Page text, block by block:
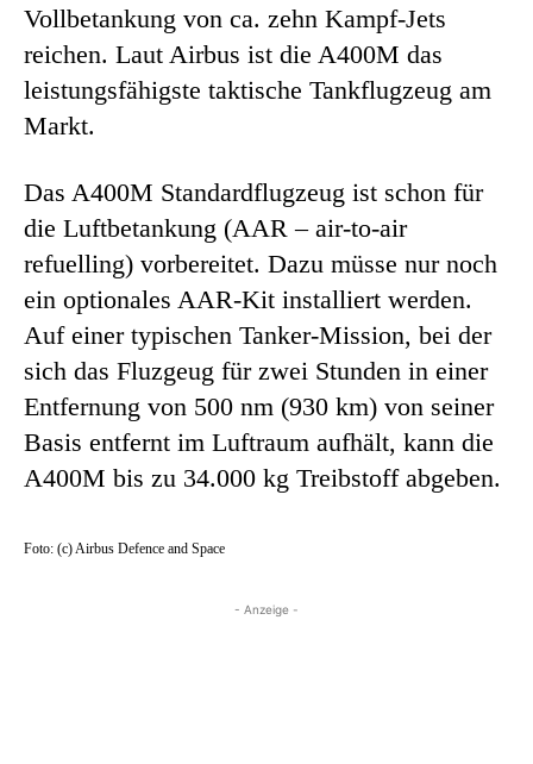
Vollbetankung von ca. zehn Kampf-Jets
reichen. Laut Airbus ist die A400M das
leistungsfähigste taktische Tankflugzeug am
Markt.
Das A400M Standardflugzeug ist schon für
die Luftbetankung (AAR – air-to-air
refuelling) vorbereitet. Dazu müsse nur noch
ein optionales AAR-Kit installiert werden.
Auf einer typischen Tanker-Mission, bei der
sich das Fluzgeug für zwei Stunden in einer
Entfernung von 500 nm (930 km) von seiner
Basis entfernt im Luftraum aufhält, kann die
A400M bis zu 34.000 kg Treibstoff abgeben.
Foto: (c) Airbus Defence and Space
- Anzeige -